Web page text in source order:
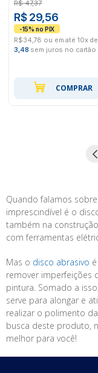
R$ 47,37
R$ 29,56
R$34,78 ou em até 10x de
3,48 sem juros no cartão
COMPRAR
Quando falamos
imprescindível é o
também na
com ferramentas
Mas o disco abrasivo
remover imperfeições
pintura. Somado a
serve para alongar e
realizar o polimento
busca deste produto,
melhor para você!